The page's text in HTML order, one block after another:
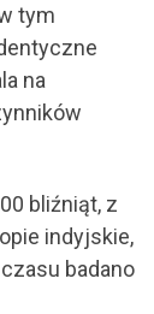
tym
na
bliźniąt, z
indyjskie,
badano